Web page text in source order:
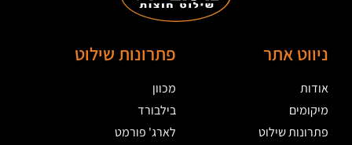
ניווט אתר
אודות
מיקומים
פתרונות שילוט
פתרונות שילוט
מכוון
בילבורד
לארג' פורמט